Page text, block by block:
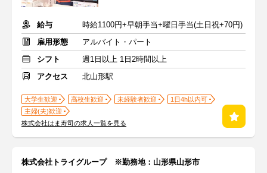
給与
時給1100円+早朝手当+曜日手当(土日祝+70円)
雇用形態
アルバイト・パート
シフト
週1日以上 1日2時間以上
アクセス
北山形駅
大学生歓迎 高校生歓迎 未経験者歓迎
1日4h以内可
主婦(夫)歓迎
株式会社はま寿司の求人一覧を見る
株式会社トライグループ ※勤務地：山形県山形市